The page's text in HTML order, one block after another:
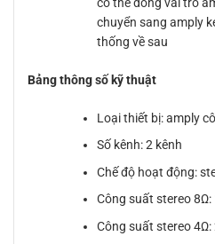
chuyển sang amply
thống về sau
Bảng thông số kỹ thuật
Loại thiết bị: amply
Số kênh: 2 kênh
Chế độ hoạt động:
Công suất stereo 8Ω:
Công suất stereo 4Ω: